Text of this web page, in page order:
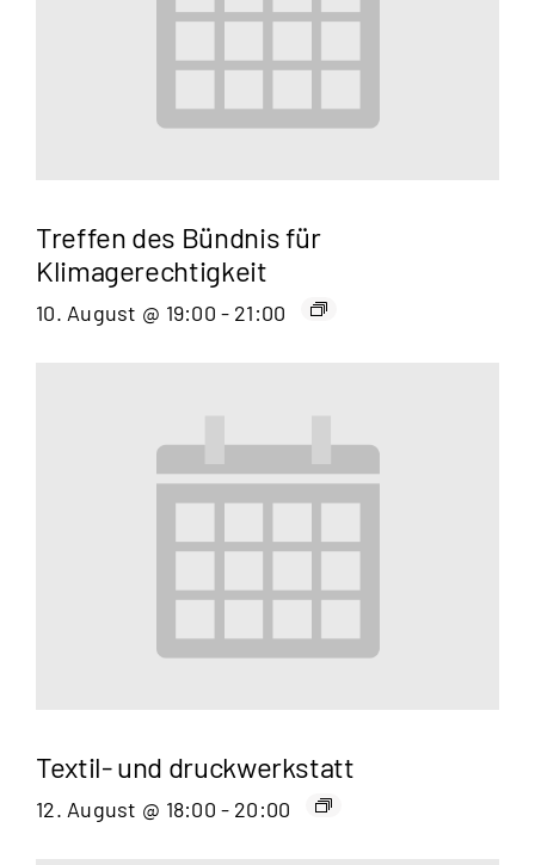
Treffen des Bündnis für
Klimagerechtigkeit
10. August @ 19:00 - 21:00
Textil- und druckwerkstatt
12. August @ 18:00 - 20:00